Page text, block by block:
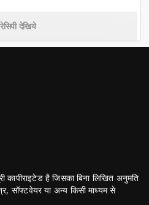
देखिये
कापीराइटेड है जिसका बिना लिखित अनुमति
सॉफ्टवेयर या अन्य किसी माध्यम से